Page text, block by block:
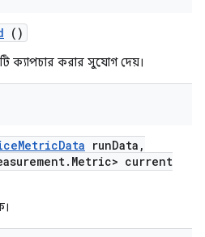
()
ক্যাপচার করার সুযোগ দেয়।
MetricData runData ,
. Metric> current